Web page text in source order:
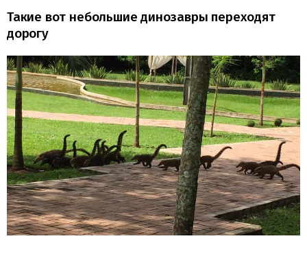
Такие вот небольшие динозавры переходят
дорогу